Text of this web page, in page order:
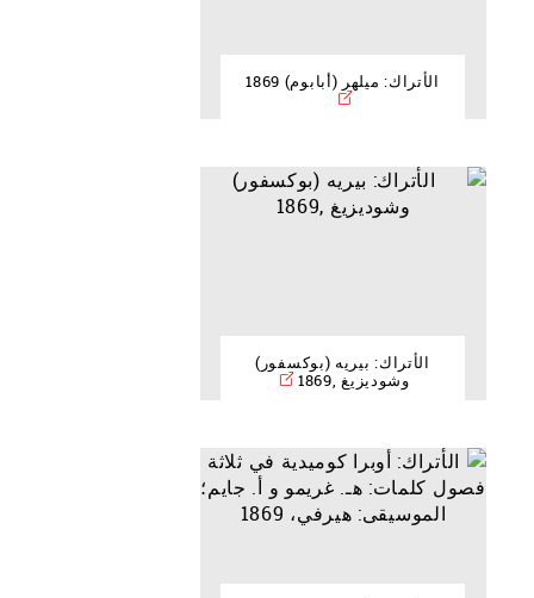
الأتراك: ميلهر (أبابوم) 1869
الأتراك: بيريه (بوكسفور)
وشوديزيغ ,1869